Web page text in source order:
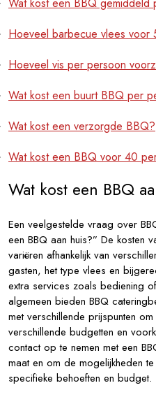
Hoeveel barbecue vlees voor
Hoeveel vis per persoon
Wat kost een buurt BBQ per
Wat kost een verzorgde BBQ?
Wat kost een BBQ voor 40
Wat kost een BBQ
Een veelgestelde vraag over
een BBQ aan huis?” De kosten
variëren afhankelijk van
gasten, het type vlees en
extra services zoals bediening
algemeen bieden BBQ
met verschillende prijspunten
verschillende budgetten en
contact op te nemen met een
maat en om de mogelijkheden
specifieke behoeften en budget.